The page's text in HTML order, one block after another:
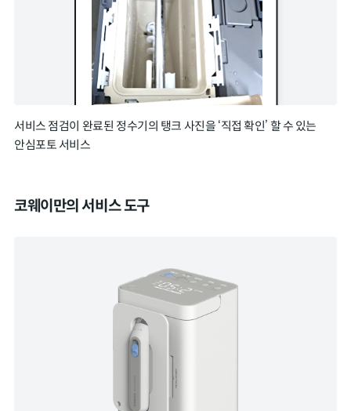
서비스 점검이 완료된 정수기의 탱크 사진을 ‘직접 확인’ 할 수 있는
안심포토 서비스
코웨이만의 서비스 도구